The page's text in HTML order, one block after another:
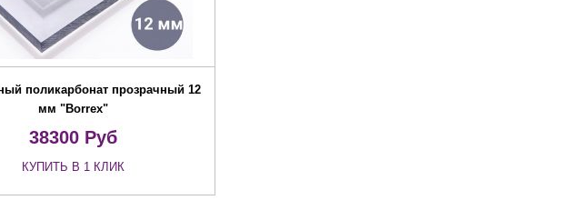
поликарбонат прозрачный 12
мм "Borrex"
38300 Руб
КУПИТЬ В 1 КЛИК